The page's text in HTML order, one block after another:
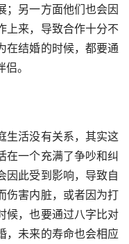
；另一方面他们也会因
上来，导致合作十分不
在结婚的时候，都要通
。
生活没有关系，其实这
在一个充满了争吵和纠
因此受到影响，导致自
伤害内脏，或者因为打
候，也要通过八字比对
，未来的寿命也会相应